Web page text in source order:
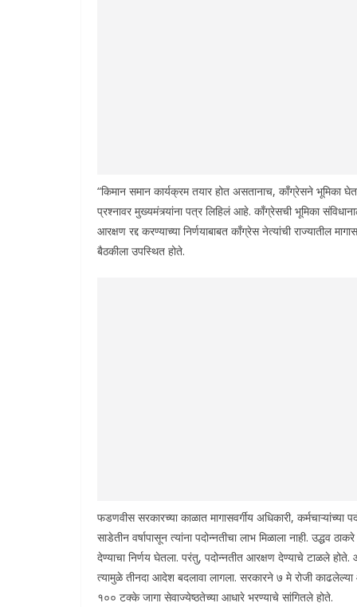
“किमान समान कार्यक्रम तयार होत असतानाच, काँग्रेसने भूमिका
प्रश्नावर मुख्यमंत्र्यांना पत्र लिहिलं आहे. काँग्रेसची भूमिका
आरक्षण रद्द करण्याच्या निर्णयाबाबत काँग्रेस नेत्यांची राज्यातील
बैठकीला उपस्थित होते.
फडणवीस सरकारच्या काळात मागासवर्गीय अधिकारी,
साडेतीन वर्षापासून त्यांना पदोन्नतीचा लाभ मिळाला नाही. उद्धव
देण्याचा निर्णय घेतला. परंतु, पदोन्नतीत आरक्षण देण्याचे टाळले
त्यामुळे तीनदा आदेश बदलावा लागला. सरकारने ७ मे रोजी
१०० टक्के जागा सेवाज्येष्ठतेच्या आधारे भरण्याचे सांगितले होते.